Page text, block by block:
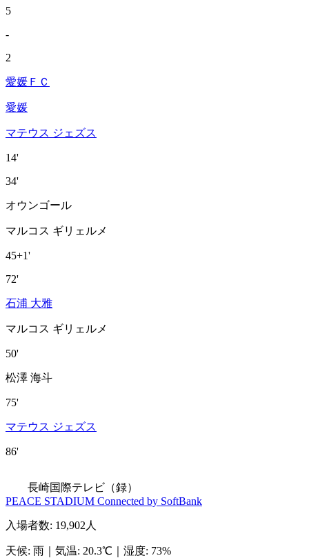
5
-
2
愛媛ＦＣ
愛媛
マテウス ジェズス
14'
34'
オウンゴール
マルコス ギリェルメ
45+1'
72'
石浦 大雅
マルコス ギリェルメ
50'
松澤 海斗
75'
マテウス ジェズス
86'
長崎国際テレビ（録）
PEACE STADIUM Connected by SoftBank
入場者数: 19,902人
天候: 雨 気温: 20.3℃ 湿度: 73%